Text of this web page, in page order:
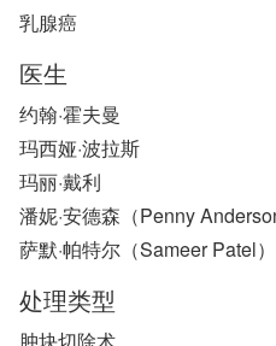
乳腺癌
医生
约翰·霍夫曼
玛西娅·波拉斯
玛丽·戴利
潘妮·安德森（Penny
萨默·帕特尔（Sameer Patel）
处理类型